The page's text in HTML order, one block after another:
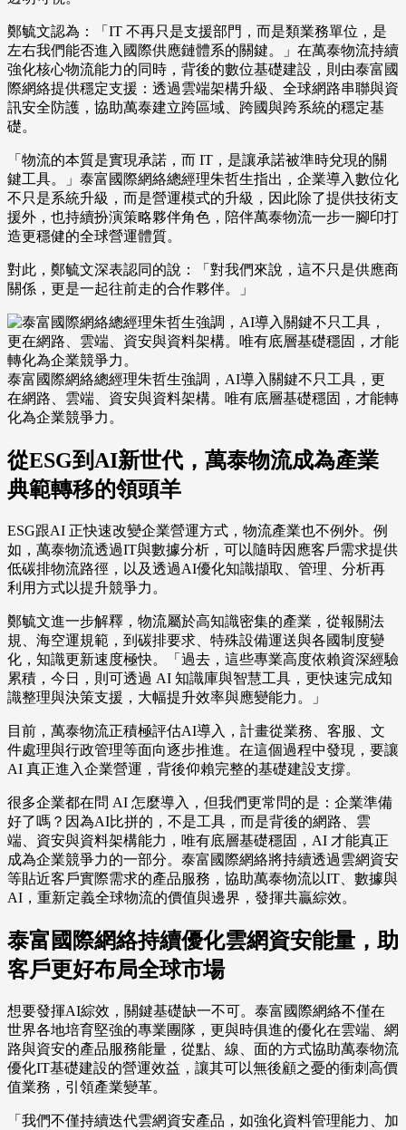
鄭毓文認為：「IT 不再只是支援部門，而是類業務單位，是
左右我們能否進入國際供應鏈體系的關鍵。」在萬泰物流持續
強化核心物流能力的同時，背後的數位基礎建設，則由泰富國
際網絡提供穩定支援：透過雲端架構升級、全球網路串聯與資
訊安全防護，協助萬泰建立跨區域、跨國與跨系統的穩定基
礎。
「物流的本質是實現承諾，而 IT，是讓承諾被準時兌現的關
鍵工具。」泰富國際網絡總經理朱哲生指出，企業導入數位化
不只是系統升級，而是營運模式的升級，因此除了提供技術支
援外，也持續扮演策略夥伴角色，陪伴萬泰物流一步一腳印打
造更穩健的全球營運體質。
對此，鄭毓文深表認同的說：「對我們來說，這不只是供應商
關係，更是一起往前走的合作夥伴。」
泰富國際網絡總經理朱哲生強調，AI導入關鍵不只工具，更
在網路、雲端、資安與資料架構。唯有底層基礎穩固，才能轉
化為企業競爭力。
從ESG到AI新世代，萬泰物流成為產業
典範轉移的領頭羊
ESG跟AI 正快速改變企業營運方式，物流產業也不例外。例
如，萬泰物流透過IT與數據分析，可以隨時因應客戶需求提供
低碳排物流路徑，以及透過AI優化知識擷取、管理、分析再
利用方式以提升競爭力。
鄭毓文進一步解釋，物流屬於高知識密集的產業，從報關法
規、海空運規範，到碳排要求、特殊設備運送與各國制度變
化，知識更新速度極快。「過去，這些專業高度依賴資深經驗
累積，今日，則可透過 AI 知識庫與智慧工具，更快速完成知
識整理與決策支援，大幅提升效率與應變能力。」
目前，萬泰物流正積極評估AI導入，計畫從業務、客服、文
件處理與行政管理等面向逐步推進。在這個過程中發現，要讓
AI 真正進入企業營運，背後仰賴完整的基礎建設支撐。
很多企業都在問 AI 怎麼導入，但我們更常問的是：企業準備
好了嗎？因為AI比拼的，不是工具，而是背後的網路、雲
端、資安與資料架構能力，唯有底層基礎穩固，AI 才能真正
成為企業競爭力的一部分。泰富國際網絡將持續透過雲網資安
等貼近客戶實際需求的產品服務，協助萬泰物流以IT、數據與
AI，重新定義全球物流的價值與邊界，發揮共贏綜效。
泰富國際網絡持續優化雲網資安能量，助
客戶更好布局全球市場
想要發揮AI綜效，關鍵基礎缺一不可。泰富國際網絡不僅在
世界各地培育堅強的專業團隊，更與時俱進的優化在雲端、網
路與資安的產品服務能量，從點、線、面的方式協助萬泰物流
優化IT基礎建設的營運效益，讓其可以無後顧之憂的衝刺高價
值業務，引領產業變革。
「我們不僅持續迭代雲網資安產品，如強化資料管理能力、加